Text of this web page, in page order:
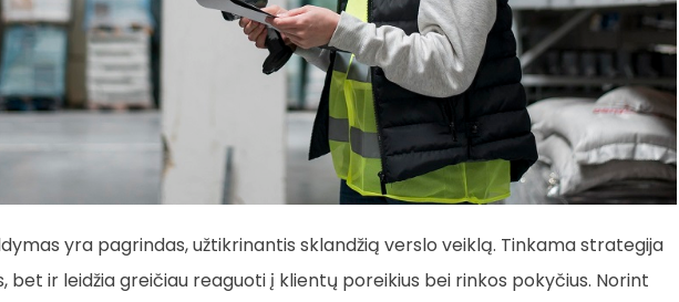
yra pagrindas, užtikrinantis sklandžią verslo veiklą. Tinkama strategija
bet ir leidžia greičiau reaguoti į klientų poreikius bei rinkos pokyčius. Norint